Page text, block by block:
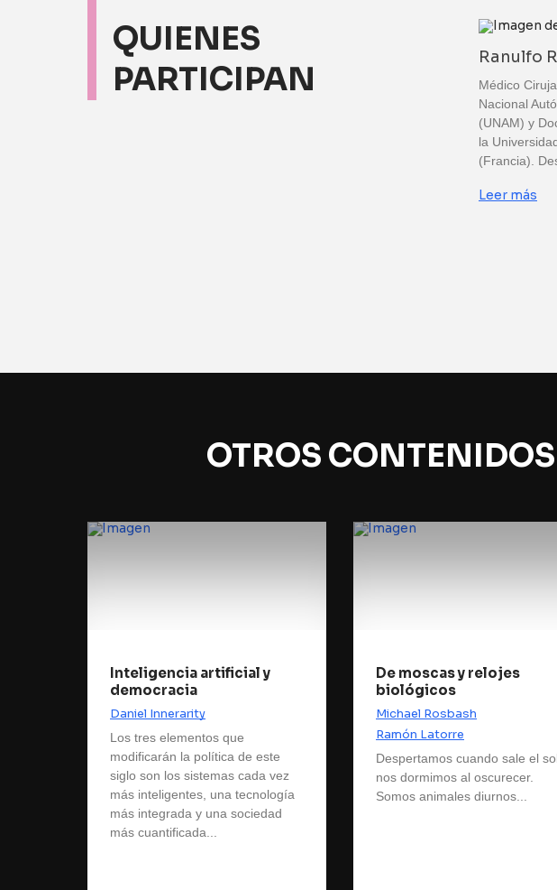
QUIENES
PARTICIPAN
Ranulfo
Médico
Nacional
(UNAM) y
la
(Francia).
Leer más
OTROS
Inteligencia artificial y
democracia
Daniel Innerarity
Los tres elementos que
modificarán la política de este
siglo son los sistemas cada vez
más inteligentes, una tecnología
más integrada y una sociedad
más cuantificada...
De moscas y relojes
biológicos
Michael Rosbash
Ramón Latorre
Despertamos cuando sale el
nos dormimos al oscurecer.
Somos animales diurnos...